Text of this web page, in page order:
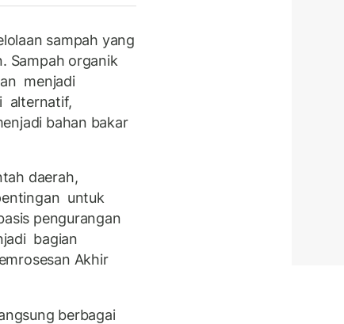
sampah yang
Sampah organik
menjadi
alternatif,
bahan bakar
daerah,
untuk
pengurangan
bagian
Akhir
berbagai